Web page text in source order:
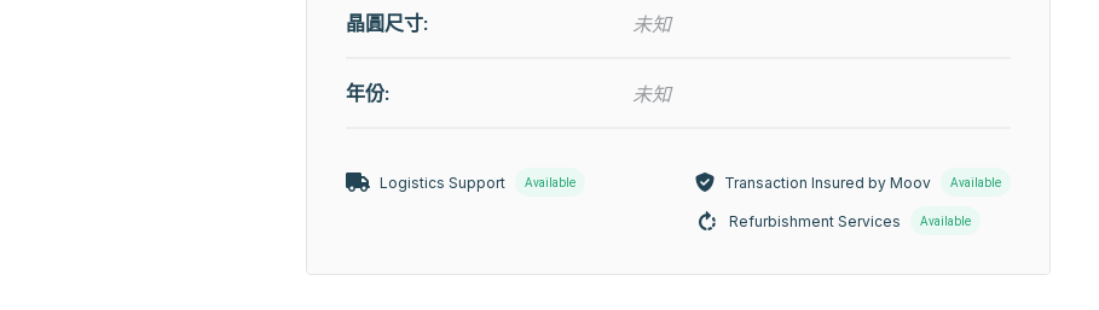
晶圓尺寸: 未知
年份: 未知
Logistics Support Available Transaction Insured by Moov Available
Refurbishment Services Available